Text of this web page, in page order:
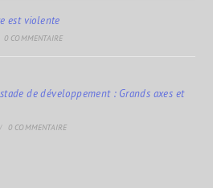
est violente
0 COMMENTAIRE
de développement : Grands axes et
/ 0 COMMENTAIRE